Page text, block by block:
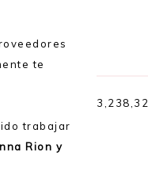
te
trabajar
Rion y